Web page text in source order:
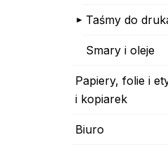
Taśmy do
Smary i oleje
Papiery, folie i
i kopiarek
Biuro